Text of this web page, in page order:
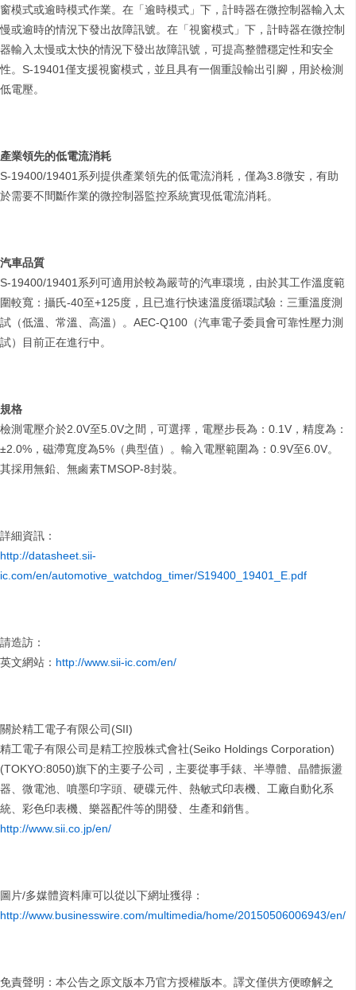
窗模式或逾時模式作業。在「逾時模式」下，計時器在微控制器輸入太
慢或逾時的情況下發出故障訊號。在「視窗模式」下，計時器在微控制
器輸入太慢或太快的情況下發出故障訊號，可提高整體穩定性和安全
性。S-19401僅支援視窗模式，並且具有一個重設輸出引腳，用於檢測
低電壓。
產業領先的低電流消耗
S-19400/19401系列提供產業領先的低電流消耗，僅為3.8微安，有助
於需要不間斷作業的微控制器監控系統實現低電流消耗。
汽車品質
S-19400/19401系列可適用於較為嚴苛的汽車環境，由於其工作溫度範
圍較寬：攝氏-40至+125度，且已進行快速溫度循環試驗：三重溫度測
試（低溫、常溫、高溫）。AEC-Q100（汽車電子委員會可靠性壓力測
試）目前正在進行中。
規格
檢測電壓介於2.0V至5.0V之間，可選擇，電壓步長為：0.1V，精度為：
±2.0%，磁滯寬度為5%（典型值）。輸入電壓範圍為：0.9V至6.0V。
其採用無鉛、無鹵素TMSOP-8封裝。
詳細資訊：
http://datasheet.sii-
ic.com/en/automotive_watchdog_timer/S19400_19401_E.pdf
請造訪：
英文網站： http://www.sii-ic.com/en/
關於精工電子有限公司(SII)
精工電子有限公司是精工控股株式會社(Seiko Holdings Corporation)
(TOKYO:8050)旗下的主要子公司，主要從事手錶、半導體、晶體振盪
器、微電池、噴墨印字頭、硬碟元件、熱敏式印表機、工廠自動化系
統、彩色印表機、樂器配件等的開發、生產和銷售。
http://www.sii.co.jp/en/
圖片/多媒體資料庫可以從以下網址獲得：
http://www.businesswire.com/multimedia/home/20150506006943/en/
免責聲明：本公告之原文版本乃官方授權版本。譯文僅供方便瞭解之